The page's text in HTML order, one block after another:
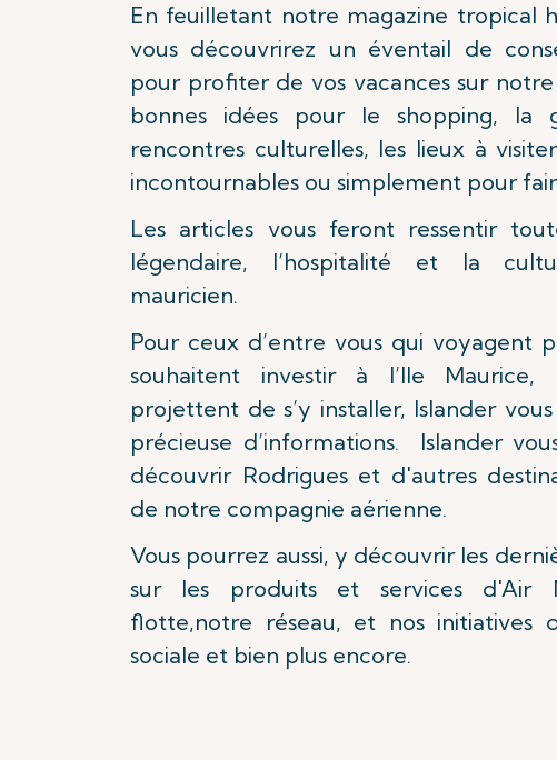
En feuilletant notre magazine tropical
vous découvrirez un éventail de
pour profiter de vos vacances sur
bonnes idées pour le shopping, la
rencontres culturelles, les lieux à
incontournables ou simplement pour
Les articles vous feront ressentir
légendaire, l’hospitalité et la
mauricien.
Pour ceux d’entre vous qui voyagent
souhaitent investir à l’Ile
projettent de s’y installer, Islander
précieuse d’informations. Islander
découvrir Rodrigues et d'autres
de notre compagnie aérienne.
Vous pourrez aussi, y découvrir les
sur les produits et services d'Air
flotte,notre réseau, et nos initiatives
sociale et bien plus encore.